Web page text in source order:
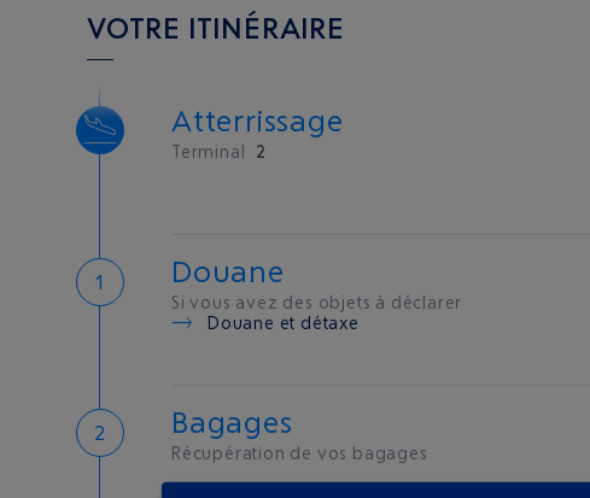
VOTRE ITINÉRAIRE
Atterrissage
Terminal 2
Douane
Si vous avez des objets à déclarer
Douane et détaxe
Bagages
Récupération de vos bagages